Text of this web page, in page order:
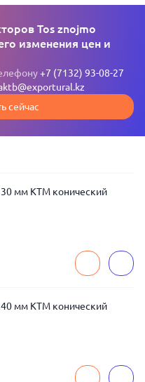
Tos znojmo
изменения цен и
+7 (7132) 93-08-27
сейчас
мм KTM конический
мм KTM конический